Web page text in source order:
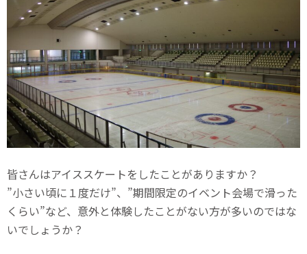
皆さんはアイススケートをしたことがありますか？
”小さい頃に１度だけ”、”期間限定のイベント会場で滑った
くらい”など、意外と体験したことがない方が多いのではな
いでしょうか？